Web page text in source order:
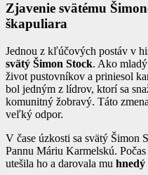
Zjavenie svätému
škapuliara
Jednou z kľúčových postáv v
svätý Šimon Stock. Ako
život pustovníkov a priniesol
bol jedným z lídrov, ktorí sa
komunitný žobravý. Táto
veľký odpor.
V čase úzkosti sa svätý Šimon
Pannu Máriu Karmelskú.
utešila ho a darovala mu